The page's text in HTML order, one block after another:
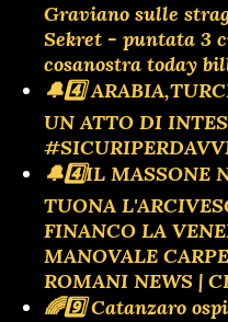
Graviano sulle
Sekret - puntata 3
cosanostra today
🔔4️⃣
UN ATTO DI
🔔4️⃣IL MASSONE
TUONA
FINANCO LA
MANOVALE
ROMANI NEWS |
🌈9️⃣ Catanzaro